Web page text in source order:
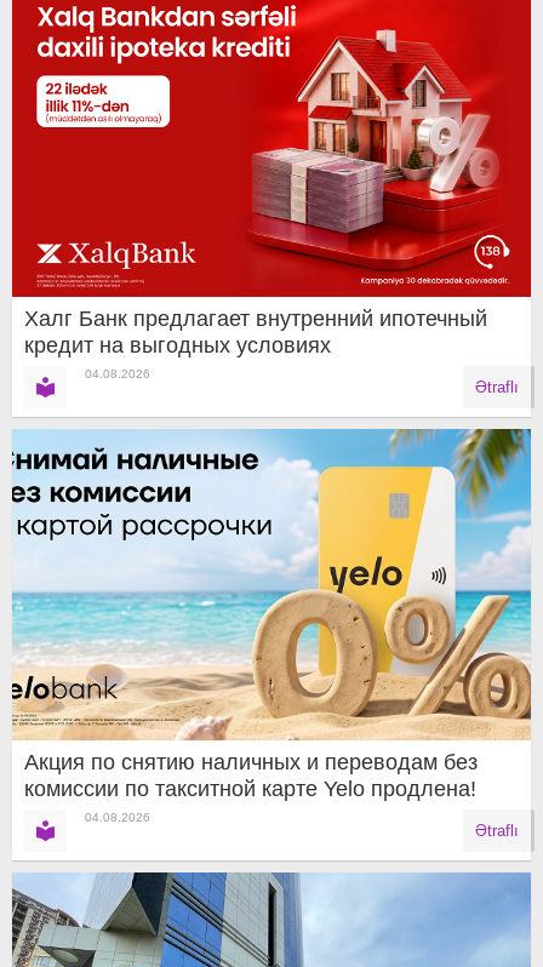
Халг Банк предлагает внутренний ипотечный
кредит на выгодных условиях
04.08.2026
Ətraflı
Акция по снятию наличных и переводам без
комиссии по такситной карте Yelo продлена!
04.08.2026
Ətraflı